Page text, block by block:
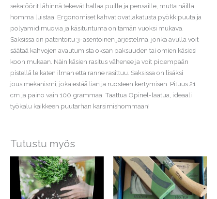
sekatöörit lähinnä tekevät hallaa puille ja pensaille, mutta näillä
homma luistaa. Ergonomiset kahvat ovatlakatusta pyökkipuuta ja
polyamidimuovia ja käsituntuma on tämän vuoksi mukava.
Saksissa on patentoitu 3-asentoinen järjestelmä, jonka avulla voit
säätää kahvojen avautumista oksan paksuuden tai omien käsiesi
koon mukaan. Näin käsien rasitus vähenee ja voit pidempään
pistellä leikaten ilman että ranne rasittuu. Saksissa on lisäksi
jousimekanismi, joka estää lian ja ruosteen kertymisen. Pituus 21
cm ja paino vain 100 grammaa. Taattua Opinel-laatua, ideaali
työkalu kaikkeen puutarhan karsimishommaan!
Tutustu myös